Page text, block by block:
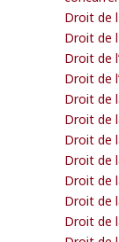
Droit de
Droit de
Droit de
Droit de
Droit de
Droit de
Droit de
Droit de
Droit de
Droit de
Droit de